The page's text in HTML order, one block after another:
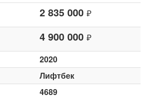
2 835 000 ₽
4 900 000 ₽
2020
Лифтбек
4689